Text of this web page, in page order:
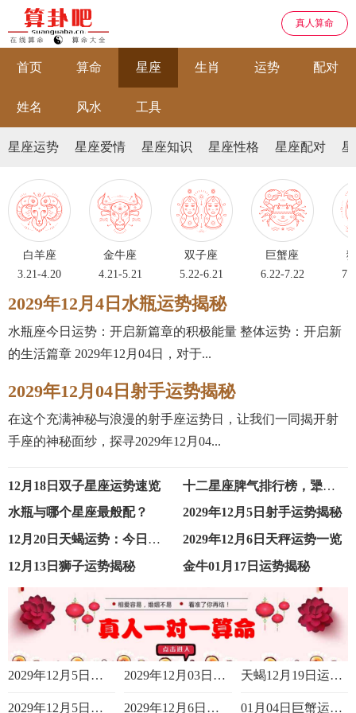
真人算命
首页 算命 星座 生肖 运势 配对
姓名 风水 工具
星座运势 星座爱情 星座知识 星座性格 星座配对
白羊座
3.21-4.20
金牛座
4.21-5.21
双子座
5.22-6.21
巨蟹座
6.22-7.22
2029年12月4日水瓶运势揭秘
水瓶座今日运势：开启新篇章的积极能量 整体运势：开启新
的生活篇章 2029年12月04日，对于...
2029年12月04日射手运势揭秘
在这个充满神秘与浪漫的射手座运势日，让我们一同揭开射
手座的神秘面纱，探寻2029年12月04...
12月18日双子星座运势速览
十二星座脾气排行榜，犟脾气竟如此强势！
水瓶与哪个星座最般配？
2029年12月5日射手运势揭秘
12月20日天蝎运势：今日运势揭秘
2029年12月6日天秤运势一览
12月13日狮子运势揭秘
金牛01月17日运势揭秘
2029年12月5日双鱼运势揭秘 2029年12月03日摩羯运势揭秘 天蝎12月19日运势揭秘
2029年12月5日天秤运势揭秘 2029年12月6日处女运势揭秘 01月04日巨蟹运势揭秘：今日运势一览